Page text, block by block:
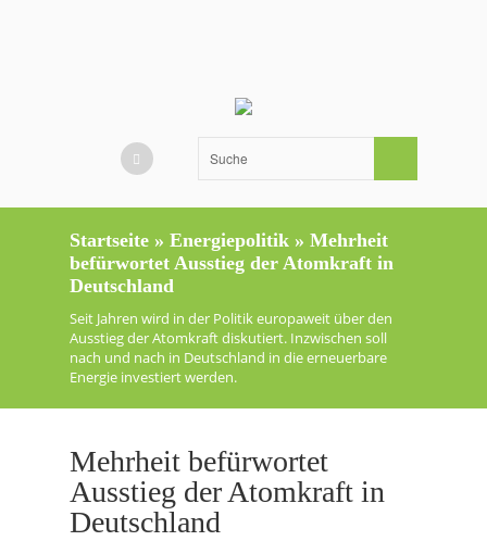
Startseite » Energiepolitik » Mehrheit
befürwortet Ausstieg der Atomkraft in
Deutschland
Seit Jahren wird in der Politik europaweit über den
Ausstieg der Atomkraft diskutiert. Inzwischen soll
nach und nach in Deutschland in die erneuerbare
Energie investiert werden.
Mehrheit befürwortet
Ausstieg der Atomkraft in
Deutschland